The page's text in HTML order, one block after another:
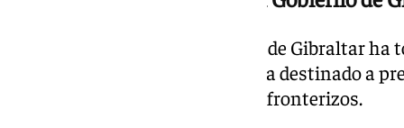
En esta nueva fase, el Ejecutivo de Gibraltar
programa de orientación técnica destinado a
ante los nuevos controles transfronterizos.